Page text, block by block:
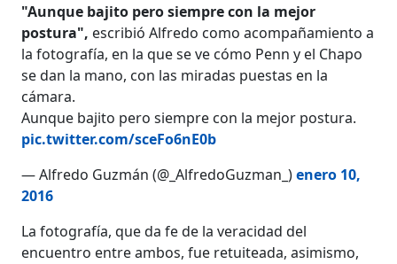
"Aunque bajito pero siempre con la mejor
postura", escribió Alfredo como acompañamiento a
la fotografía, en la que se ve cómo Penn y el Chapo
se dan la mano, con las miradas puestas en la
cámara.
Aunque bajito pero siempre con la mejor postura.
pic.twitter.com/sceFo6nE0b
— Alfredo Guzmán (@_AlfredoGuzman_)enero 10,
2016
La fotografía, que da fe de la veracidad del
encuentro entre ambos, fue retuiteada, asimismo,